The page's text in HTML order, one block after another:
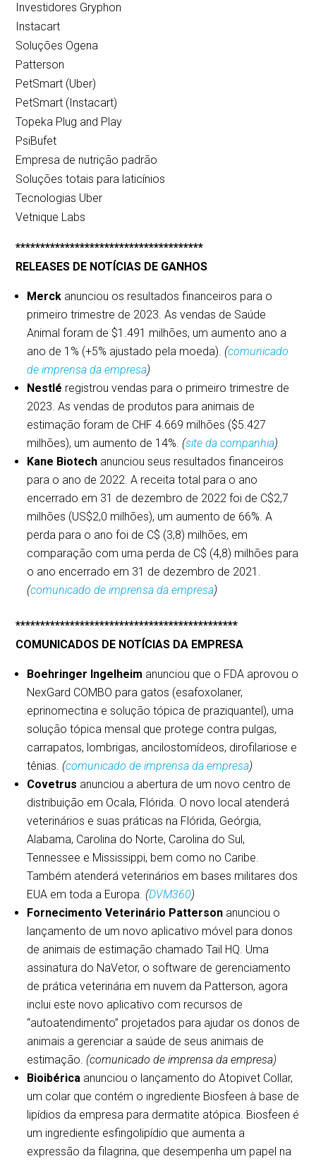
Investidores Gryphon
Instacart
Soluções Ogena
Patterson
PetSmart (Uber)
PetSmart (Instacart)
Topeka Plug and Play
PsiBufet
Empresa de nutrição padrão
Soluções totais para laticínios
Tecnologias Uber
Vetnique Labs
**************************************
RELEASES DE NOTÍCIAS DE GANHOS
Merck anunciou os resultados financeiros para o
primeiro trimestre de 2023. As vendas de Saúde
Animal foram de $1.491 milhões, um aumento ano a
ano de 1% (+5% ajustado pela moeda). (comunicado
de imprensa da empresa)
Nestlé registrou vendas para o primeiro trimestre de
2023. As vendas de produtos para animais de
estimação foram de CHF 4.669 milhões ($5.427
milhões), um aumento de 14%. (site da companhia)
Kane Biotech anunciou seus resultados financeiros
para o ano de 2022. A receita total para o ano
encerrado em 31 de dezembro de 2022 foi de C$2,7
milhões (US$2,0 milhões), um aumento de 66%. A
perda para o ano foi de C$ (3,8) milhões, em
comparação com uma perda de C$ (4,8) milhões para
o ano encerrado em 31 de dezembro de 2021.
(comunicado de imprensa da empresa)
*********************************************
COMUNICADOS DE NOTÍCIAS DA EMPRESA
Boehringer Ingelheim anunciou que o FDA aprovou o
NexGard COMBO para gatos (esafoxolaner,
eprinomectina e solução tópica de praziquantel), uma
solução tópica mensal que protege contra pulgas,
carrapatos, lombrigas, ancilostomídeos, dirofilariose e
tênias. (comunicado de imprensa da empresa)
Covetrus anunciou a abertura de um novo centro de
distribuição em Ocala, Flórida. O novo local atenderá
veterinários e suas práticas na Flórida, Geórgia,
Alabama, Carolina do Norte, Carolina do Sul,
Tennessee e Mississippi, bem como no Caribe.
Também atenderá veterinários em bases militares dos
EUA em toda a Europa. (DVM360)
Fornecimento Veterinário Patterson anunciou o
lançamento de um novo aplicativo móvel para donos
de animais de estimação chamado Tail HQ. Uma
assinatura do NaVetor, o software de gerenciamento
de prática veterinária em nuvem da Patterson, agora
inclui este novo aplicativo com recursos de
“autoatendimento” projetados para ajudar os donos de
animais a gerenciar a saúde de seus animais de
estimação. (comunicado de imprensa da empresa)
Bioibérica anunciou o lançamento do Atopivet Collar,
um colar que contém o ingrediente Biosfeen à base de
lipídios da empresa para dermatite atópica. Biosfeen é
um ingrediente esfingolipídio que aumenta a
expressão da filagrina, que desempenha um papel na